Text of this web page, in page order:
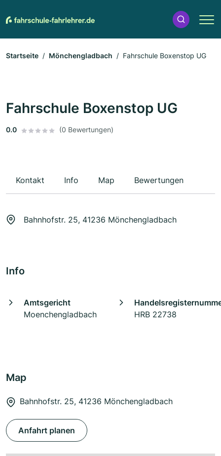
Startseite Mönchengladbach Fahrschule Boxenstop UG
Fahrschule Boxenstop UG
0.0 (0 Bewertungen)
Kontakt Info Map Bewertungen
Bahnhofstr. 25, 41236 Mönchengladbach
Info
Amtsgericht
Moenchengladbach
HRB 22738
Map
Bahnhofstr. 25, 41236 Mönchengladbach
Anfahrt planen